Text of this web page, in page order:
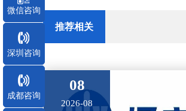
推荐相关
08
2026-08
微信咨询
深圳咨询
成都咨询